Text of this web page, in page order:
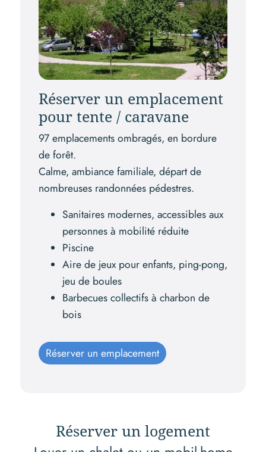
Réserver un emplacement
pour tente / caravane
97 emplacements ombragés, en bordure
de forêt.
Calme, ambiance familiale, départ de
nombreuses randonnées pédestres.
Sanitaires modernes, accessibles aux
personnes à mobilité réduite
Piscine
Aire de jeux pour enfants, ping-pong,
jeu de boules
Barbecues collectifs à charbon de
bois
Réserver un emplacement
Réserver un logement